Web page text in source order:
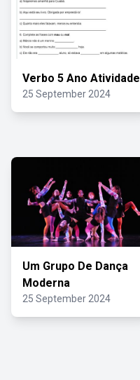
Verbo 5 Ano Atividade
25 September 2024
Um Grupo De Dança
Moderna
25 September 2024